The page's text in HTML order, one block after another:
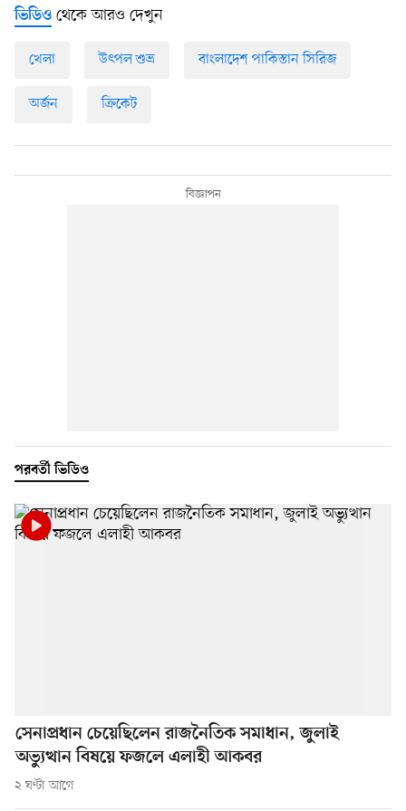
ভিডিও থেকে আরও দেখুন
খেলা উৎপল শুভ্র বাংলাদেশ পাকিস্তান সিরিজ
অর্জন ক্রিকেট
পরবর্তী ভিডিও
সেনাপ্রধান চেয়েছিলেন রাজনৈতিক সমাধান, জুলাই
অভ্যুত্থান বিষয়ে ফজলে এলাহী আকবর
২ ঘণ্টা আগে